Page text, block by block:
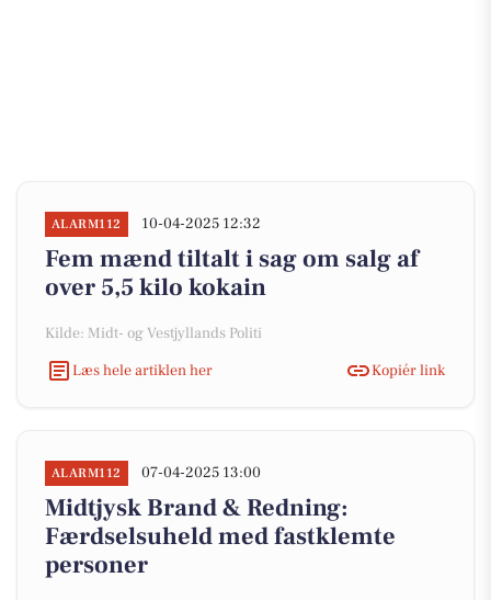
ALARM112 10-04-2025 12:32
Fem mænd tiltalt i sag om salg af
over 5,5 kilo kokain
Kilde: Midt- og Vestjyllands Politi
Læs hele artiklen her
Kopiér link
ALARM112 07-04-2025 13:00
Midtjysk Brand & Redning:
Færdselsuheld med fastklemte
personer